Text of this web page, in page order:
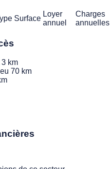
Surface
Loyer
annuel
Charges
annuelles
km
70 km